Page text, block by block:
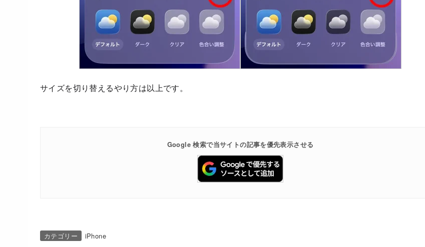
サイズを切り替えるやり方は以上です。
Google 検索で当サイトの記事を優先表示させる
カテゴリー
iPhone